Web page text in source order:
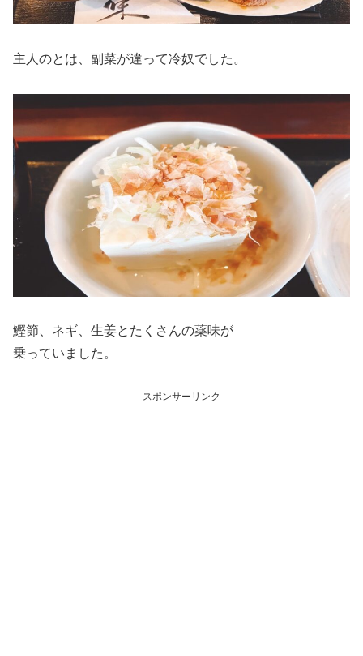
主人のとは、副菜が違って冷奴でした。
鰹節、ネギ、生姜とたくさんの薬味が
乗っていました。
スポンサーリンク